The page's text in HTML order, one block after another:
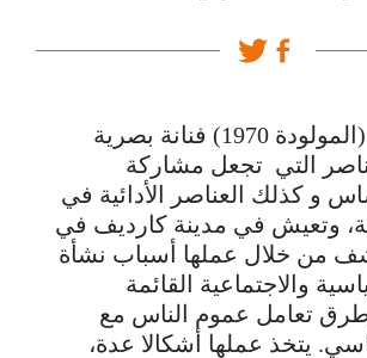
رباب غزول (المولودة 1970) فنانة بصرية
التي تجعل مشاركة
و كذلك العناصر الأدائية في
وتعيش في مدينة كارديف في
من خلال عملها أسباب نشأة
والاجتماعية القائمة
وطرق تعامل عموم الناس مع
يتخذ عملها أشكالا عدة،